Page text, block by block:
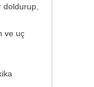
doldurup,
ve uç